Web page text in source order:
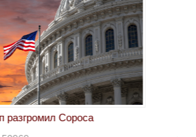
разгромил Сороса